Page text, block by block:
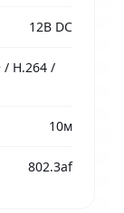
12В DC
/ H.264 /
10м
802.3af